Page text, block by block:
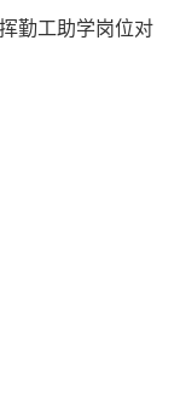
勤工助学岗位对